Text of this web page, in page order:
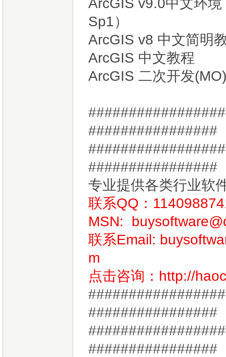
Sp1）
ArcGIS v8 中文简明
ArcGIS 中文教程
ArcGIS 二次开发(MO)
################
################
专业提供各类行业软
联系QQ：
MSN:
联系Email:
m
点击咨询： http://
################
################